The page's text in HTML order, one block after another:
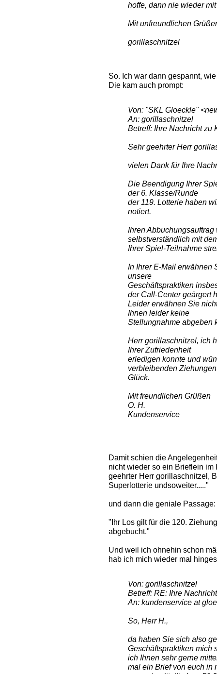
hoffe, dann nie wieder
Mit unfreundlichen
gorillaschnitzel
So. Ich war dann gespannt,
Die kam auch prompt:
Von: "SKL Gloeckle"
An: gorillaschnitzel
Betreff: Ihre Nachricht zu
Sehr geehrter Herr
vielen Dank für Ihre
Die Beendigung Ihrer
der 6. Klasse/Runde
der 119. Lotterie haben
notiert.
Ihren Abbuchungsauftrag
selbstverständlich mit
Ihrer Spiel-Teilnahme
In Ihrer E-Mail erwähnen
unsere
Geschäftspraktiken
der Call-Center geärgert
Leider erwähnen Sie
Ihnen leider keine
Stellungnahme abgeben
Herr gorillaschnitzel, ich
Ihrer Zufriedenheit
erledigen konnte und
verbleibenden
Glück.
Mit freundlichen Grüßen
O. H.
Kundenservice
Damit schien die
nicht wieder so ein Brieflein
geehrter Herr gorillaschnitzel,
Superlotterie undsoweiter....."
und dann die geniale Passage:
"Ihr Los gilt für die 120.
abgebucht."
Und weil ich ohnehin schon
hab ich mich wieder mal
Von: gorillaschnitzel
Betreff: RE: Ihre
An: kundenservice at
So, Herr H.,
da haben Sie sich also
Geschäftspraktiken mich
ich Ihnen sehr gerne
mal ein Brief von euch in